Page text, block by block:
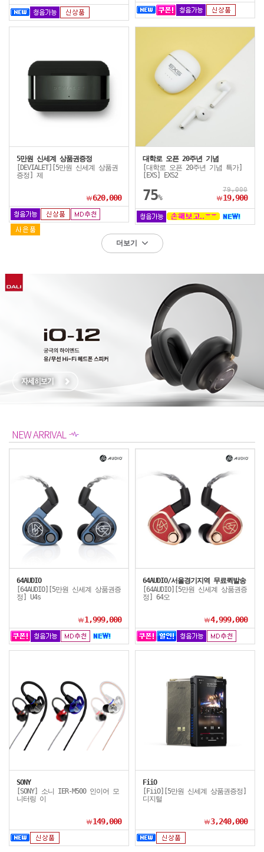
5만원 신세계 상품권증정
[DEVIALET][5만원 신세계 상품권
증정] 제
￦620,000
대학로 오픈 20주년 기념
[대학로 오픈 20주년 기념 특가]
[EXS] EXS2
75%
79,000
￦19,900
더보기
64AUDIO
[64AUDIO][5만원 신세계 상품권증
정] U4s
￦1,999,000
64AUDIO/서울경기지역 무료퀵발송
[64AUDIO][5만원 신세계 상품권증
정] 64오
￦4,999,000
SONY
[SONY] 소니 IER-M500 인이어 모
니터링 이
￦149,000
FiiO
[FiiO][5만원 신세계 상품권증정]
디지털
￦3,240,000